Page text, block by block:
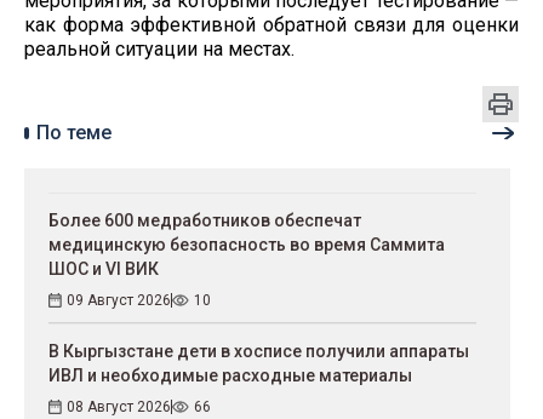
как форма эффективной обратной связи для оценки
реальной ситуации на местах.
По теме
Более 600 медработников обеспечат
медицинскую безопасность во время Саммита
ШОС и VI ВИК
09 Август 2026 10
В Кыргызстане дети в хосписе получили аппараты
ИВЛ и необходимые расходные материалы
08 Август 2026 66